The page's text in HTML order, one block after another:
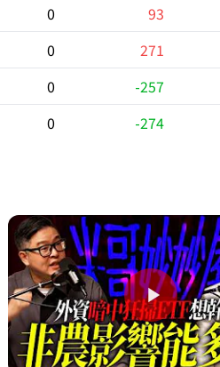
0 93
0 271
0 -257
0 -274